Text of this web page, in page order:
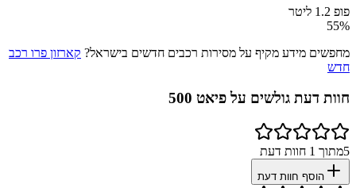
פופ 1.2 ליטר
55%
מחפשים מידע מקיף על מסירות רכבים חדשים בישראל? קארזון פרו רכב
חדש
חוות דעת גולשים על פיאט 500
5מתוך 1 חוות דעת
הוסף חוות דעת